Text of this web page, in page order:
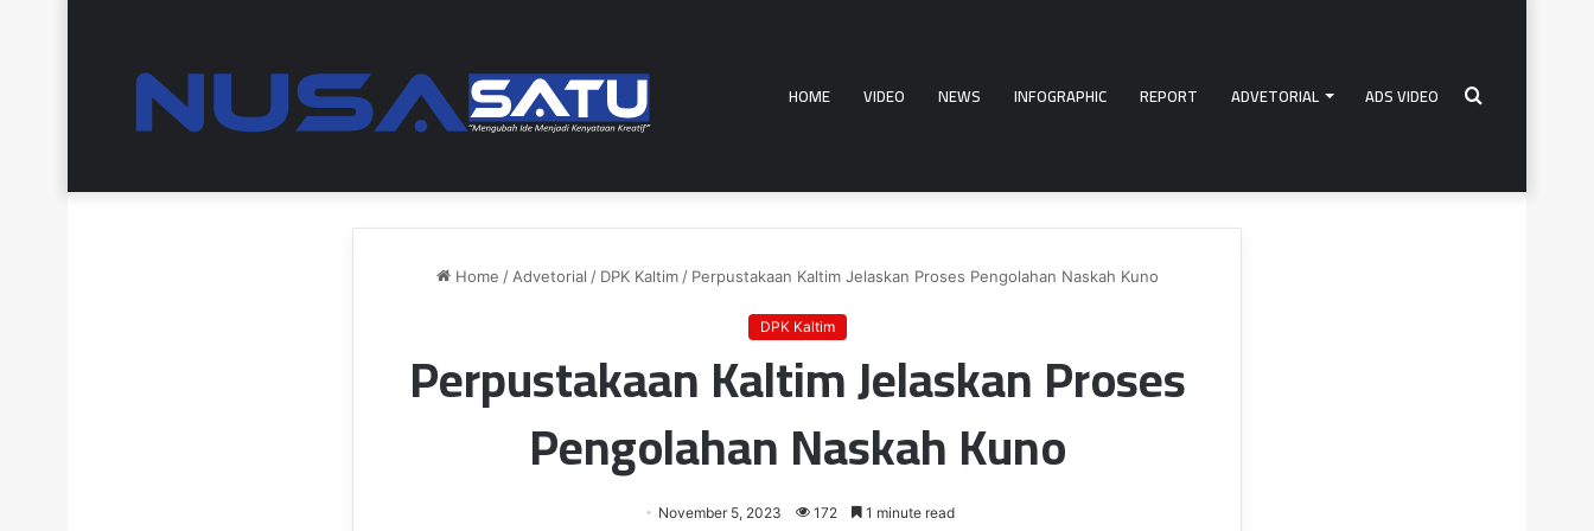
HOME VIDEO NEWS INFOGRAPHIC REPORT ADVETORIAL ADS VIDEO Search
Home / Advetorial / DPK Kaltim / Perpustakaan Kaltim Jelaskan Proses Pengolahan Naskah Kuno
DPK Kaltim
Perpustakaan Kaltim Jelaskan Proses
Pengolahan Naskah Kuno
November 5, 2023 172 1 minute read